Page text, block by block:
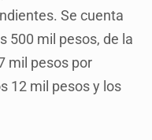
Se cuenta
500 mil pesos, de la
mil pesos por
12 mil pesos y los